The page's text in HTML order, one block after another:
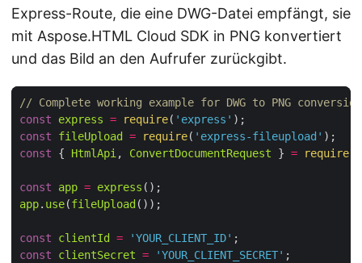
Express-Route, die eine DWG-Datei empfängt, sie
mit Aspose.HTML Cloud SDK in PNG konvertiert
und das Bild an den Aufrufer zurückgibt.
// Complete working example for DWG to PNG conversion
const
express = require( 'express'
const
fileUpload = require( 'express-fileupload'
const { HtmlApi , ConvertDocumentRequest } = require
const app = express
app. use(fileUpload
const clientId = 'YOUR_CLIENT_ID'
const
clientSecret = 'YOUR_CLIENT_SECRET'